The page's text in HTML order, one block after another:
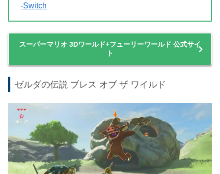
画像に写っているクッパの攻撃を耐えながらオープンワー
ルドを探索していきます。
3Dマリオ好きには是非遊んでもらいたい１作です。
スーパーマリオ 3Dワールド + フューリーワールド
-Switch
スーパーマリオ 3Dワールド+フューリーワールド 公式サイ